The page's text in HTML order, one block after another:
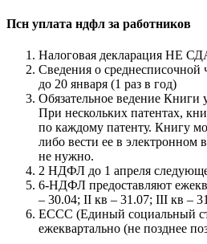
Псн уплата ндфл за работников
Налоговая декларация НЕ
Сведения о среднесписочной
до 20 января (1 раз в год)
Обязательное ведение Книги
При нескольких патентах,
по каждому патенту. Книгу
либо вести ее в электронном
не нужно.
2 НДФЛ до 1 апреля
6-НДФЛ предоставляют
– 30.04; II кв – 31.07; III кв –
ЕССС (Единый социальный
ежеквартально (не позднее